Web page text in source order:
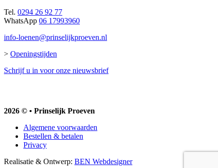
Tel. 0294 26 92 77
WhatsApp 06 17993960
info-loenen@prinselijkproeven.nl
> Openingstijden
Schrijf u in voor onze nieuwsbrief
2026 © • Prinselijk Proeven
Algemene voorwaarden
Bestellen & betalen
Privacy
Realisatie & Ontwerp: BEN Webdesigner